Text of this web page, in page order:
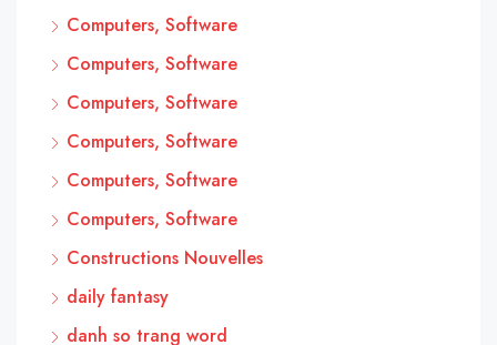
Computers, Software
Computers, Software
Computers, Software
Computers, Software
Computers, Software
Computers, Software
Constructions Nouvelles
daily fantasy
danh so trang word